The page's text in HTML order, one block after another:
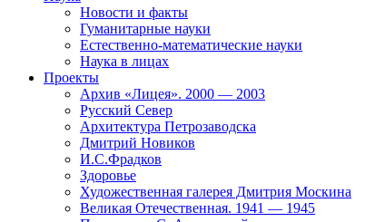
Новости и факты
Гуманитарные науки
Естественно-математические науки
Наука в лицах
Проекты
Архив «Лицея». 2000 — 2003
Русский Север
Архитектура Петрозаводска
Дмитрий Новиков
И.С.Фрадков
Здоровье
Художественная галерея Дмитрия Москина
Великая Отечественная. 1941 — 1945